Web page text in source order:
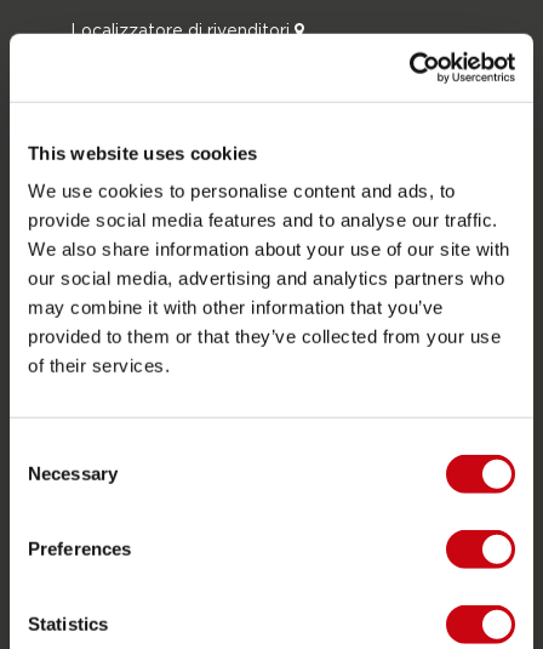
This website uses cookies
We use cookies to personalise content and ads, to
provide social media features and to analyse our traffic.
We also share information about your use of our site with
our social media, advertising and analytics partners who
may combine it with other information that you’ve
provided to them or that they’ve collected from your use
of their services.
Selection
Necessary
Preferences
Statistics
Localizzatore di rivenditori
Interesse del rivenditore
CATEGORIE DI PRODOTTO
2026 Collection
Giubotti salvataggio
Mute
Wake